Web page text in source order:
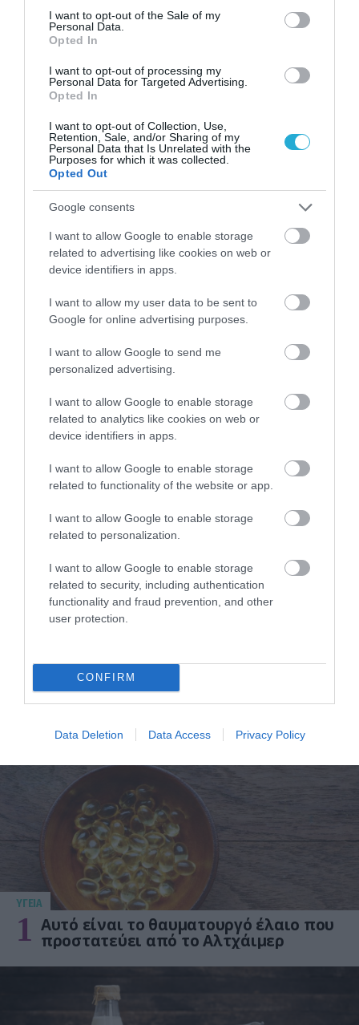
consent section.
I want to opt-out of the Sale of my
Personal Data.
Opted In
I want to opt-out of processing my
Personal Data for Targeted Advertising.
Opted In
I want to opt-out of Collection, Use,
Retention, Sale, and/or Sharing of my
Personal Data that Is Unrelated with the
Purposes for which it was collected.
Opted Out
Google consents
I want to allow Google to enable storage
related to advertising like cookies on web or
device identifiers in apps.
I want to allow my user data to be sent to
Google for online advertising purposes.
I want to allow Google to send me
personalized advertising.
I want to allow Google to enable storage
related to analytics like cookies on web or
device identifiers in apps.
I want to allow Google to enable storage
related to functionality of the website or app.
I want to allow Google to enable storage
related to personalization.
I want to allow Google to enable storage
related to security, including authentication
functionality and fraud prevention, and other
user protection.
CONFIRM
Data Deletion Data Access Privacy Policy
01.08.2026 12:11
Ξυπνάτε και σέρνεστε από την κούραση;
8+1 απλές κινήσεις για περισσότερη
ενέργεια από το πρωί
31.07.2026 15:11
Το σημάδι στο πόδι που μπορεί να κρύβει
θρόμβωση
31.07.2026 15:10
Τι είναι η χολοκυστεκτομή στην οποία
ΥΓΕΙΑ
1 Αυτό είναι το θαυματουργό έλαιο που
προστατεύει από το Αλτχάιμερ